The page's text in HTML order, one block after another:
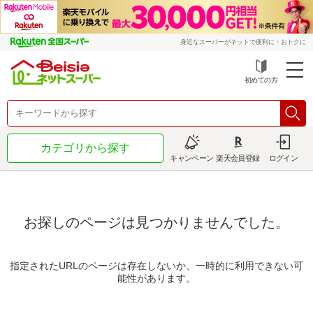
身近なスーパーがネットで便利に・おトクに
初めての方
カテゴリから探す
キャンペーン 楽天会員登録 ログイン
お探しのページは見つかりませんでした。
指定されたURLのページは存在しないか、一時的に利用できない可
能性があります。